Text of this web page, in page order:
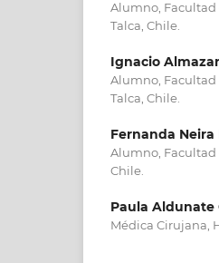
Alumno, Facultad
Talca, Chile.
Ignacio
Alumno, Facultad
Talca, Chile.
Fernanda Neira
Alumno, Facultad
Chile.
Paula Aldunate
Médica Cirujana,